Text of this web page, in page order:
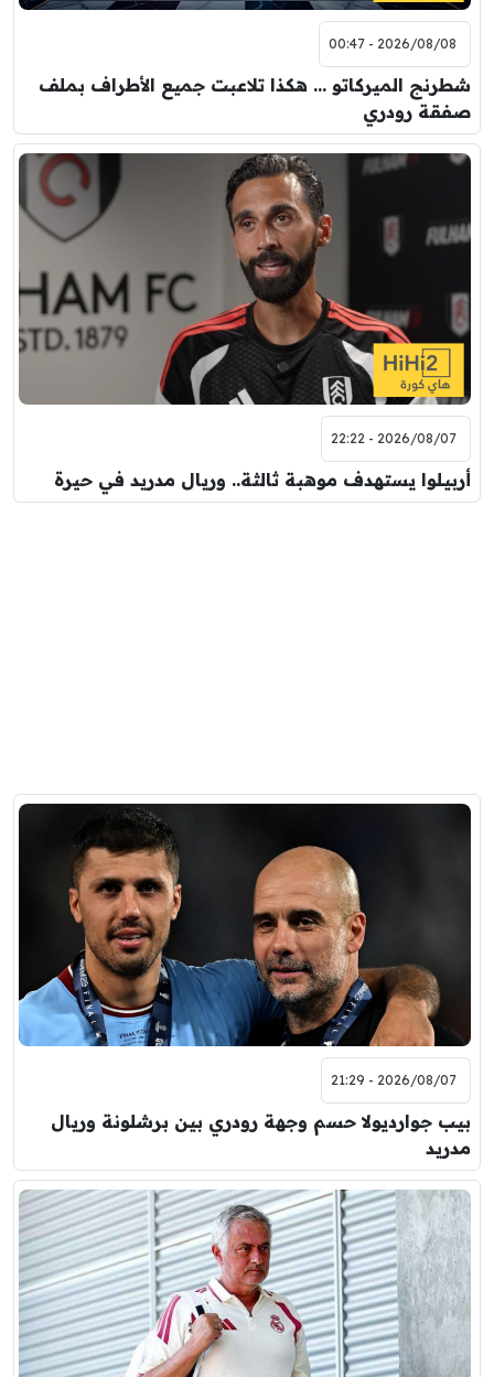
2026/08/08 - 00:47
شطرنج الميركاتو … هكذا تلاعبت جميع الأطراف بملف
صفقة رودري
2026/08/07 - 22:22
أربيلوا يستهدف موهبة ثالثة.. وريال مدريد في حيرة
2026/08/07 - 21:29
بيب جوارديولا حسم وجهة رودري بين برشلونة وريال
مدريد